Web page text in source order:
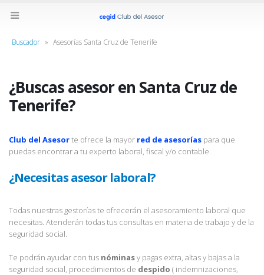
Buscador » Asesorías Santa Cruz de Tenerife
¿Buscas asesor en Santa Cruz de
Tenerife?
Club del Asesorte ofrece la mayor red de asesorías para que
puedas encontrar a tu experto laboral, fiscal y/o contable.
¿Necesitas asesor laboral?
Todas nuestras gestorías te ofrecerán el asesoramiento laboral que
necesitas. Atenderán todas tus consultas en materia de trabajo y de la
seguridad social.
Te podrán ayudar con tus nóminasy pagas extra, altas y bajas a la
seguridad social, procedimientos de despido ( indemnizaciones,